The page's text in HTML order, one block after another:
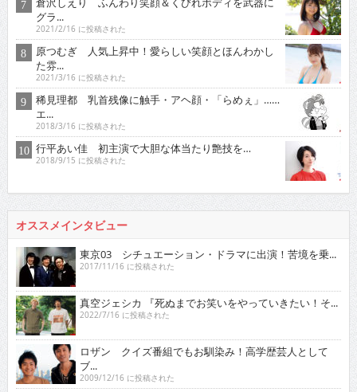
グラ...
2021/2/16 に投稿された
原つむぎ 人気上昇中！愛らしい笑顔とほんわかし
た雰...
2021/3/16 に投稿された
稀見理都 乳首残像に触手・アヘ顔・「らめぇ」……
エ...
2018/3/16 に投稿された
行平あい佳 初主演で大胆な体当たり艶技を…
2018/9/15 に投稿された
オススメインタビュー
東京03 シチュエーション・ドラマに出演！苦境を乗...
2017/11/16 に投稿された
真空ジェシカ 『死ぬまでお笑いをやっていきたい！そ...
2022/7/16 に投稿された
ロザン クイズ番組でもお馴染み！高学歴芸人として
ブ...
2009/12/16 に投稿された